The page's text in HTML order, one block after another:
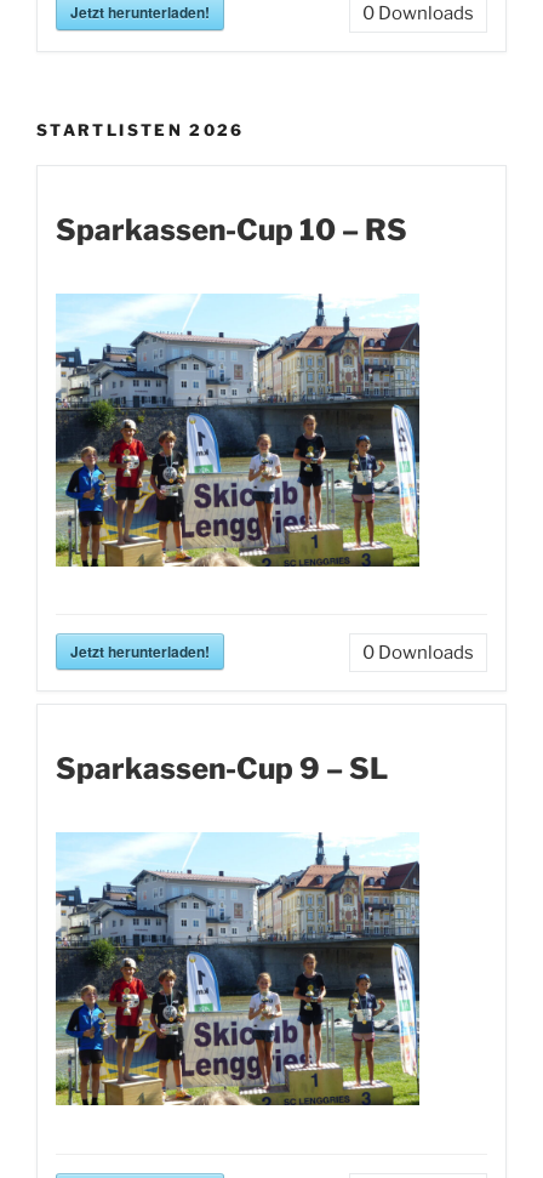
Jetzt herunterladen! 0 Downloads
STARTLISTEN 2026
Sparkassen-Cup 10 – RS
Jetzt herunterladen! 0 Downloads
Sparkassen-Cup 9 – SL